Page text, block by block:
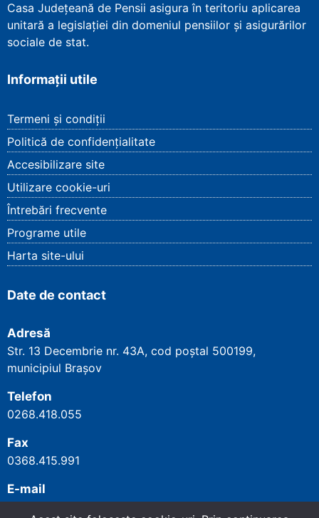
Casa Județeană de Pensii asigura în teritoriu aplicarea
unitară a legislației din domeniul pensiilor și asigurărilor
sociale de stat.
Informații utile
Termeni și condiții
Politică de confidențialitate
Accesibilizare site
Utilizare cookie-uri
Întrebări frecvente
Programe utile
Harta site-ului
Date de contact
Adresă
Str. 13 Decembrie nr. 43A, cod poștal 500199,
municipiul Brașov
Telefon
0268.418.055
Fax
0368.415.991
E-mail